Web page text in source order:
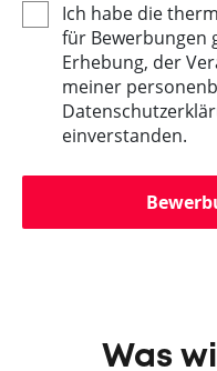
Ich habe die
für Bewerbungen
Erhebung, der
meiner
einverstanden.
Was